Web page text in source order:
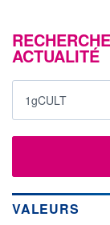
ACTUALITÉ
VALEURS